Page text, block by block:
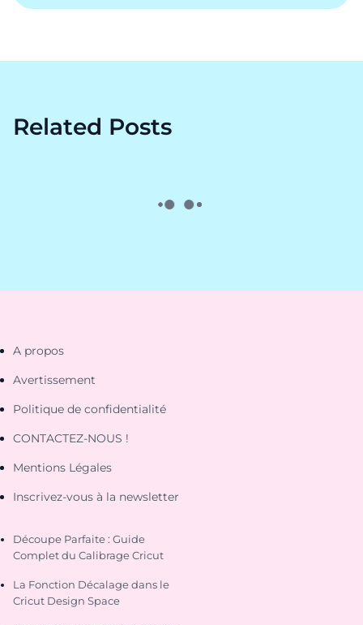
Related Posts
A propos
Avertissement
Politique de confidentialité
CONTACTEZ-NOUS !
Mentions Légales
Inscrivez-vous à la newsletter
Découpe Parfaite : Guide
Complet du Calibrage Cricut
La Fonction Décalage dans le
Cricut Design Space